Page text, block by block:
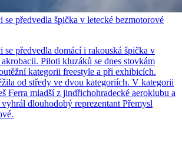
předvedla špička v letecké bezmotorové
předvedla domácí i rakouská špička v
Piloti kluzáků se dnes stovkám
kategorii freestyle a při exhibicích.
od středy ve dvou kategoriích. V kategorii
Ferra mladší z jindřichohradecké aeroklubu a
dlouhodobý reprezentant Přemysl